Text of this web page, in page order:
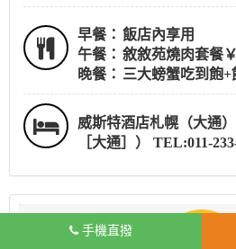
早餐： 飯店內享用
午餐： 敘敘苑燒肉套餐
晚餐： 三大螃蟹吃到飽+
威斯特酒店札幌（大通
［大通］） TEL:011-
手機直撥